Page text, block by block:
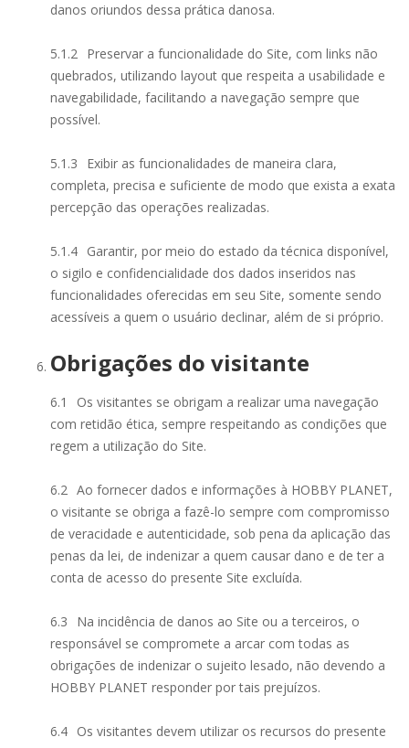
danos oriundos dessa prática danosa.
5.1.2 Preservar a funcionalidade do Site, com links não
quebrados, utilizando layout que respeita a usabilidade e
navegabilidade, facilitando a navegação sempre que
possível.
5.1.3
Exibir as funcionalidades de maneira clara,
completa, precisa e suficiente de modo que exista a exata
percepção das operações realizadas.
5.1.4 Garantir, por meio do estado da técnica disponível,
o sigilo e confidencialidade dos dados inseridos nas
funcionalidades oferecidas em seu Site, somente sendo
acessíveis a quem o usuário declinar, além de si próprio.
Obrigações do visitante
6.1
Os visitantes se obrigam a realizar uma navegação
com retidão ética, sempre respeitando as condições que
regem a utilização do Site.
6.2 Ao fornecer dados e informações à HOBBY PLANET,
o visitante se obriga a fazê-lo sempre com compromisso
de veracidade e autenticidade, sob pena da aplicação das
penas da lei, de indenizar a quem causar dano e de ter a
conta de acesso do presente Site excluída.
6.3
Na incidência de danos ao Site ou a terceiros, o
responsável se compromete a arcar com todas as
obrigações de indenizar o sujeito lesado, não devendo a
HOBBY PLANET responder por tais prejuízos.
6.4 Os visitantes devem utilizar os recursos do presente